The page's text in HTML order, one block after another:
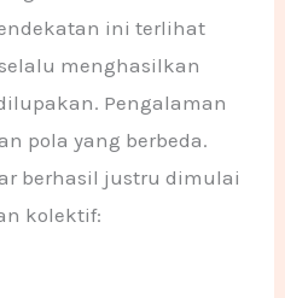
ini terlihat
menghasilkan
Pengalaman
pola yang berbeda.
berhasil justru dimulai
kolektif: